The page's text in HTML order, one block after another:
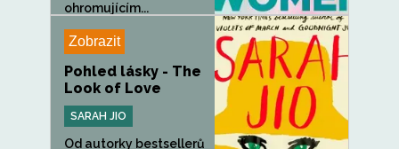
ohromujícím...
Zobrazit
Pohled lásky - The
Look of Love
SARAH JIO
Od autorky bestsellerů